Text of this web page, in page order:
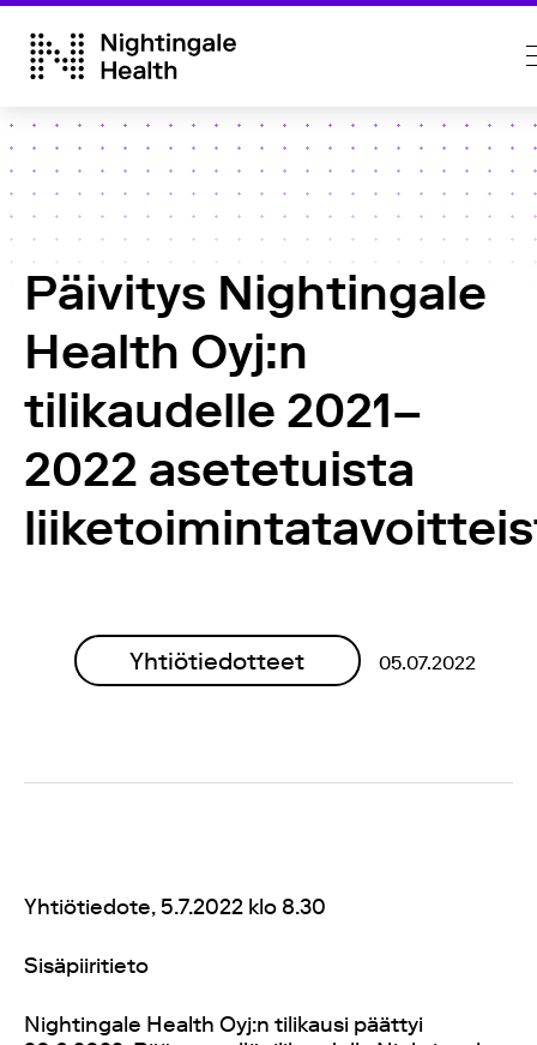
Päivitys Nightingale
Health Oyj:n
tilikaudelle 2021–
2022 asetetuista
Yhtiötiedotteet 05.07.2022
Yhtiötiedote, 5.7.2022 klo 8.30
Sisäpiiritieto
Nightingale Health Oyj:n tilikausi päättyi